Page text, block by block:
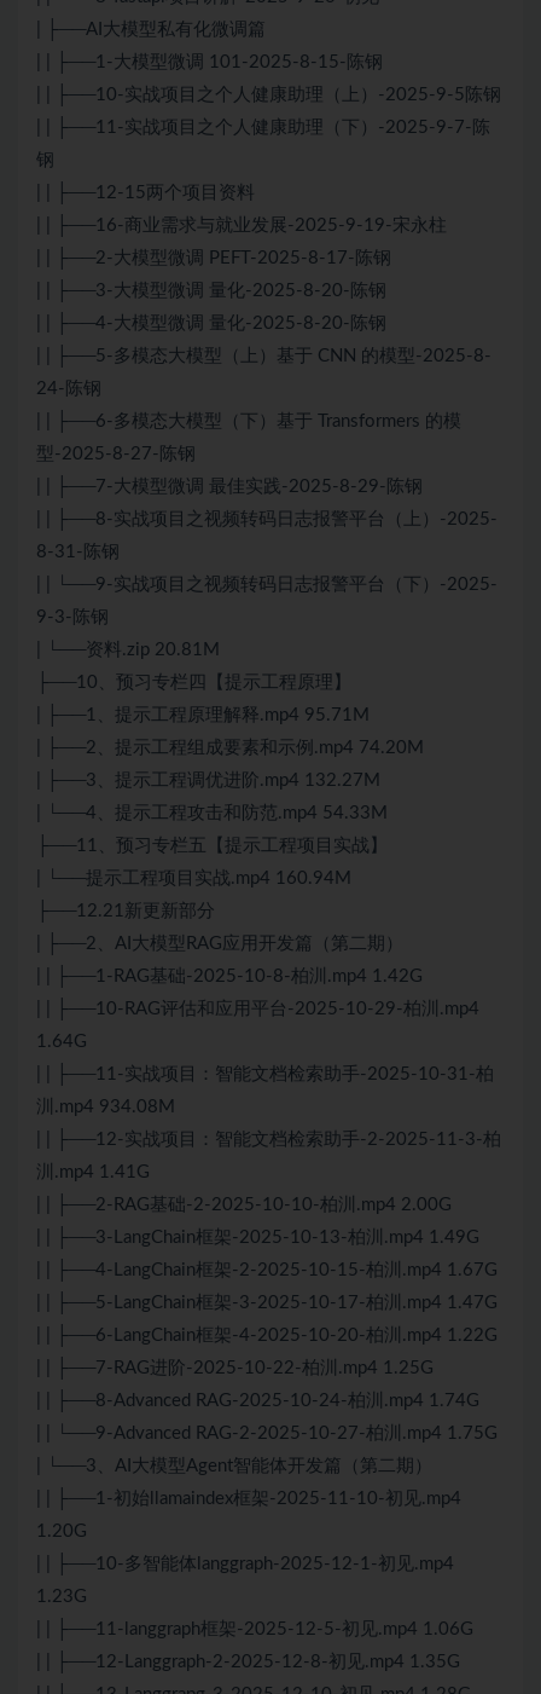
| ├──AI大模型私有化微调篇
| | ├──1-⼤模型微调 101-2025-8-15-陈钢
| | ├──10-实战项⽬之个⼈健康助理（上）-2025-9-5陈钢
| | ├──11-实战项⽬之个⼈健康助理（下）-2025-9-7-陈
钢
| | ├──12-15两个项目资料
| | ├──16-商业需求与就业发展-2025-9-19-宋永柱
| | ├──2-⼤模型微调 PEFT-2025-8-17-陈钢
| | ├──3-⼤模型微调 量化-2025-8-20-陈钢
| | ├──4-⼤模型微调 量化-2025-8-20-陈钢
| | ├──5-多模态⼤模型（上）基于 CNN 的模型-2025-8-
24-陈钢
| | ├──6-多模态⼤模型（下）基于 Transformers 的模
型-2025-8-27-陈钢
| | ├──7-⼤模型微调 最佳实践-2025-8-29-陈钢
| | ├──8-实战项⽬之视频转码⽇志报警平台（上）-2025-
8-31-陈钢
| | └──9-实战项⽬之视频转码⽇志报警平台（下）-2025-
9-3-陈钢
| └──资料.zip 20.81M
├──10、预习专栏四【提示工程原理】
| ├──1、提示工程原理解释.mp4 95.71M
| ├──2、提示工程组成要素和示例.mp4 74.20M
| ├──3、提示工程调优进阶.mp4 132.27M
| └──4、提示工程攻击和防范.mp4 54.33M
├──11、预习专栏五【提示工程项目实战】
| └──提示工程项目实战.mp4 160.94M
├──12.21新更新部分
| ├──2、AI大模型RAG应用开发篇（第二期）
| | ├──1-RAG基础-2025-10-8-柏汌.mp4 1.42G
| | ├──10-RAG评估和应用平台-2025-10-29-柏汌.mp4
1.64G
| | ├──11-实战项目：智能文档检索助手-2025-10-31-柏
汌.mp4 934.08M
| | ├──12-实战项目：智能文档检索助手-2-2025-11-3-柏
汌.mp4 1.41G
| | ├──2-RAG基础-2-2025-10-10-柏汌.mp4 2.00G
| | ├──3-LangChain框架-2025-10-13-柏汌.mp4 1.49G
| | ├──4-LangChain框架-2-2025-10-15-柏汌.mp4 1.67G
| | ├──5-LangChain框架-3-2025-10-17-柏汌.mp4 1.47G
| | ├──6-LangChain框架-4-2025-10-20-柏汌.mp4 1.22G
| | ├──7-RAG进阶-2025-10-22-柏汌.mp4 1.25G
| | ├──8-Advanced RAG-2025-10-24-柏汌.mp4 1.74G
| | └──9-Advanced RAG-2-2025-10-27-柏汌.mp4 1.75G
| └──3、AI大模型Agent智能体开发篇（第二期）
| | ├──1-初始llamaindex框架-2025-11-10-初见.mp4
1.20G
| | ├──10-多智能体langgraph-2025-12-1-初见.mp4
1.23G
| | ├──11-langgraph框架-2025-12-5-初见.mp4 1.06G
| | ├──12-Langgraph-2-2025-12-8-初见.mp4 1.35G